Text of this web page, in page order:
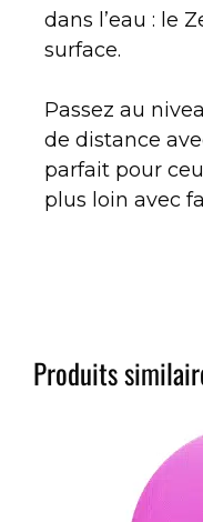
dans l’eau : le
surface.
Passez au
de distance
parfait pour
plus loin avec
Produits